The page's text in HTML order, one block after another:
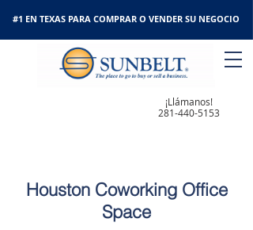
#1 EN TEXAS PARA COMPRAR O VENDER SU NEGOCIO
¡Llámanos!
281-440-5153
Houston Coworking Office
Space